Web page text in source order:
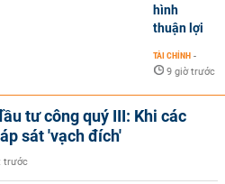
hình
thuận lợi
TÀI CHÍNH -
9 giờ trước
tư công quý III: Khi các
sát 'vạch đích'
trước